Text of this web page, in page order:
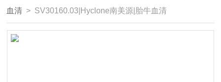
血清 > SV30160.03|Hyclone南美源|胎牛血清